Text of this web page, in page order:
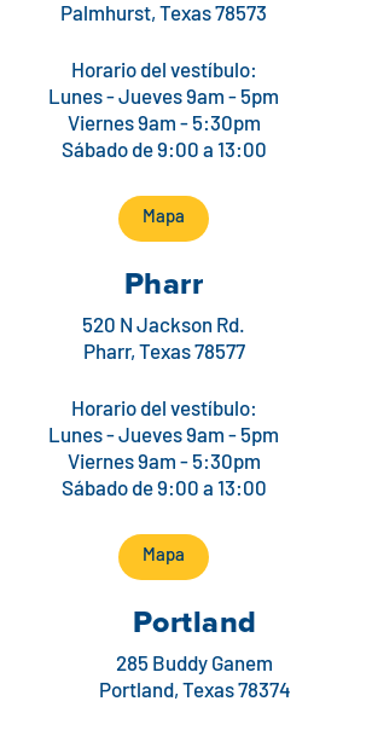
Palmhurst, Texas 78573
Horario del vestíbulo:
Lunes - Jueves 9am - 5pm
Viernes 9am - 5:30pm
Sábado de 9:00 a 13:00
Mapa
Pharr
520 N Jackson Rd.
Pharr, Texas 78577
Horario del vestíbulo:
Lunes - Jueves 9am - 5pm
Viernes 9am - 5:30pm
Sábado de 9:00 a 13:00
Mapa
Portland
285 Buddy Ganem
Portland, Texas 78374